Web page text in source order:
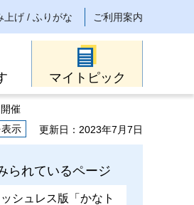
上げ / ふりがな ご利用案内
マイトピック
催
示
更新日：2023年7月7日
られているページ
シュレス版「かなト